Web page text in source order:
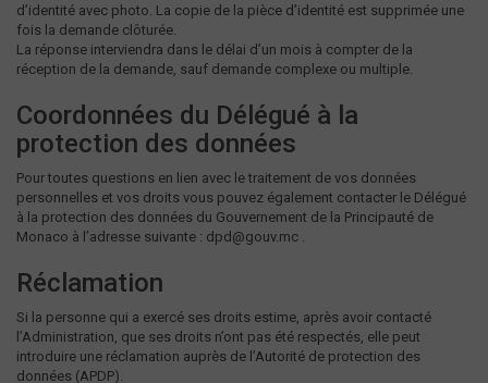
d’identité avec photo. La copie de la pièce d’identité est supprimée une
fois la demande clôturée.
La réponse interviendra dans le délai d’un mois à compter de la
réception de la demande, sauf demande complexe ou multiple.
Coordonnées du Délégué à la
protection des données
Pour toutes questions en lien avec le traitement de vos données
personnelles et vos droits vous pouvez également contacter le Délégué
à la protection des données du Gouvernement de la Principauté de
Monaco à l’adresse suivante : dpd@gouv.mc .
Réclamation
Si la personne qui a exercé ses droits estime, après avoir contacté
l’Administration, que ses droits n’ont pas été respectés, elle peut
introduire une réclamation auprès de l’Autorité de protection des
données (APDP).